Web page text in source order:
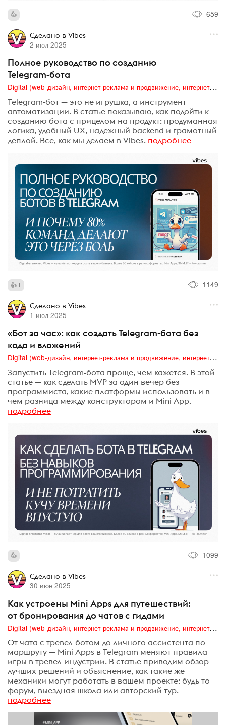
659
Сделано в Vibes
2 июл 2025
Полное руководство по созданию
Telegram‑бота
Digital (web-дизайн, интернет-реклама и продвижение, интернет-сообщества и блоги, интернет-коммуникации, мобильный маркетинг, реклама на цифровых экранах)
Telegram-бот — это не игрушка, а инструмент
автоматизации. В статье показываю, как подойти к
созданию бота с прицелом на продукт: продуманная
логика, удобный UX, надежный backend и грамотный
деплой. Все, как мы делаем в Vibes. подробнее
1 1149
Сделано в Vibes
1 июл 2025
«Бот за час»: как создать Telegram-бота без
кода и вложений
Digital (web-дизайн, интернет-реклама и продвижение, интернет-сообщества и блоги, интернет-коммуникации, мобильный маркетинг, реклама на цифровых экранах)
Запустить Telegram‑бота проще, чем кажется. В этой
статье — как сделать MVP за один вечер без
программиста, какие платформы использовать и в
чем разница между конструктором и Mini App.
подробнее
1099
Сделано в Vibes
30 июн 2025
Как устроены Mini Apps для путешествий:
от бронирования до чатов с гидами
Digital (web-дизайн, интернет-реклама и продвижение, интернет-сообщества и блоги, интернет-коммуникации, мобильный маркетинг, реклама на цифровых экранах)
От чата с тревел-ботом до личного ассистента по
маршруту — Mini Apps в Telegram меняют правила
игры в тревел-индустрии. В статье приводим обзор
лучших решений и объяснение, как такие же
механики могут работать в вашем проекте: будь то
форум, выездная школа или авторский тур.
подробнее